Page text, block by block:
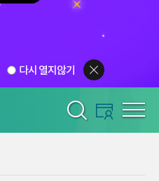
다시 열지않기